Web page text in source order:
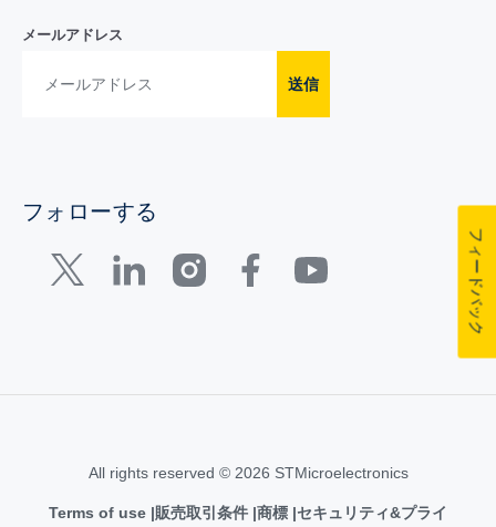
メールアドレス
送信
フォローする
All rights reserved © 2026 STMicroelectronics
Terms of use 販売取引条件 商標 セキュリティ&プライ
フィードバック